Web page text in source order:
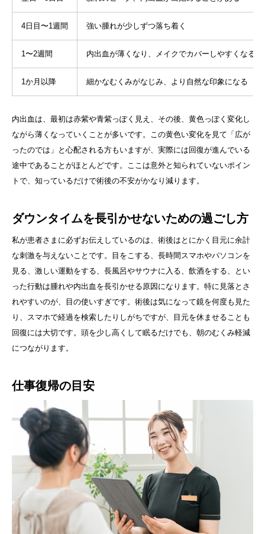
4日目〜1週間 強い腫れが少しずつ落ち着く
1〜2週間 内出血が薄くなり、メイクでカバーしやすくなる
1か月以降 細かなむくみがなじみ、より自然な印象になる
内出血は、最初は赤紫や青紫っぽく見え、その後、黄色っぽく変化し
ながら薄くなっていくことが多いです。この黄色い変化を見て「広が
ったのでは」と心配される方もいますが、実際には回復が進んでいる
途中であることがほとんどです。ここは意外と知られていないポイン
トで、知っているだけで術後の不安がかなり減ります。
ダウンタイムを長引かせないための過ごし方
私が患者さまに必ずお伝えしているのは、術後はとにかく目元に余計
な刺激を与えないことです。目をこする、長時間スマホやパソコンを
見る、激しい運動をする、長風呂やサウナに入る、飲酒をする、とい
った行動は腫れや内出血を長引かせる原因になります。特に見落とさ
れやすいのが、目の使いすぎです。術後は気になって鏡を何度も見た
り、スマホで経過を検索したりしがちですが、目元を休ませることも
回復には大切です。頭を少し高くして眠るだけでも、朝のむくみ軽減
につながります。
仕事復帰の目安